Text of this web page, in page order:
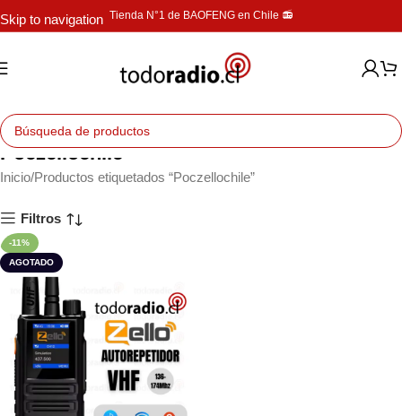
Skip to navigation Tienda N°1 de BAOFENG en Chile 📻
Poczellochile
Inicio Productos etiquetados “Poczellochile”
Filtros
-11%
AGOTADO